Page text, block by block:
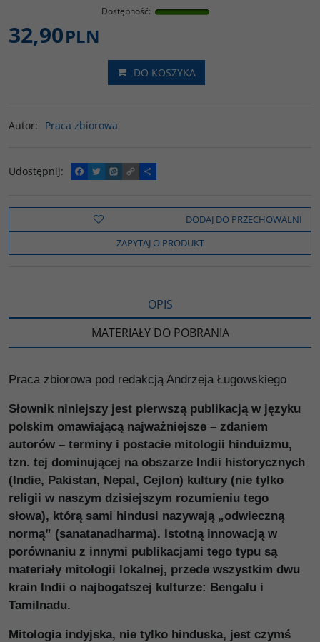
Dostępność:
32,90PLN
DO KOSZYKA
Autor: Praca zbiorowa
Udostępnij:
F
a
e
o
k
T
w
t
t
e
W
y
o
C
o
y
i
n
k
P
o
z
e
l
s
DODAJ DO PRZECHOWALNI
ZAPYTAJ O PRODUKT
OPIS
MATERIAŁY DO POBRANIA
Praca zbiorowa pod redakcją Andrzeja Ługowskiego
Słownik niniejszy jest pierwszą publikacją w języku
polskim omawiającą najważniejsze – zdaniem
autorów – terminy i postacie mitologii hinduizmu,
tzn. tej dominującej na obszarze Indii historycznych
(Indie, Pakistan, Nepal, Cejlon) kultury (nie tylko
religii w naszym dzisiejszym rozumieniu tego
słowa), którą sami hindusi nazywają „odwieczną
normą” (sanatanadharma). Istotną innowacją w
porównaniu z innymi publikacjami tego typu są
materiały mitologii lokalnej, przede wszystkim dwu
krain Indii o najbogatszej kulturze: Bengalu i
Tamilnadu.
Mitologia indyjska, nie tylko hinduska, jest czymś